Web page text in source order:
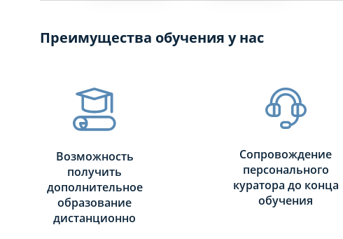
НЕДЕЛЬ
Преимущества обучения у нас
Возможность
получить
дополнительное
образование
дистанционно
Сопровождение
персонального
куратора до конца
обучения